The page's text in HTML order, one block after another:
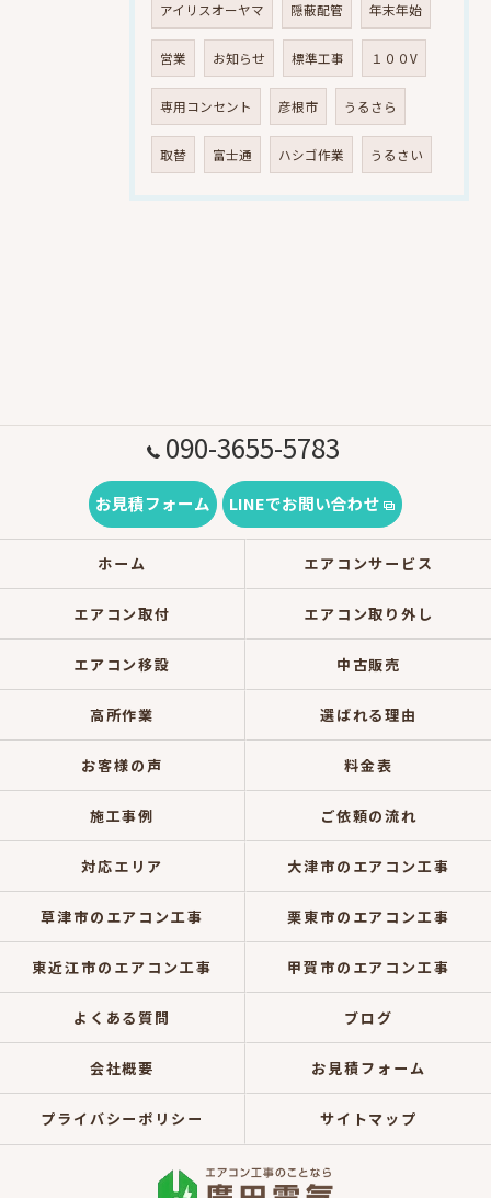
アイリスオーヤマ 隠蔽配管 年末年始
営業 お知らせ 標準工事 １００V
専用コンセント 彦根市 うるさら
取替 富士通 ハシゴ作業 うるさい
090-3655-5783
お見積フォーム LINEでお問い合わせ
ホーム エアコンサービス
エアコン取付 エアコン取り外し
エアコン移設 中古販売
高所作業 選ばれる理由
お客様の声 料金表
施工事例 ご依頼の流れ
対応エリア 大津市のエアコン工事
草津市のエアコン工事 栗東市のエアコン工事
東近江市のエアコン工事 甲賀市のエアコン工事
よくある質問 ブログ
会社概要 お見積フォーム
プライバシーポリシー サイトマップ